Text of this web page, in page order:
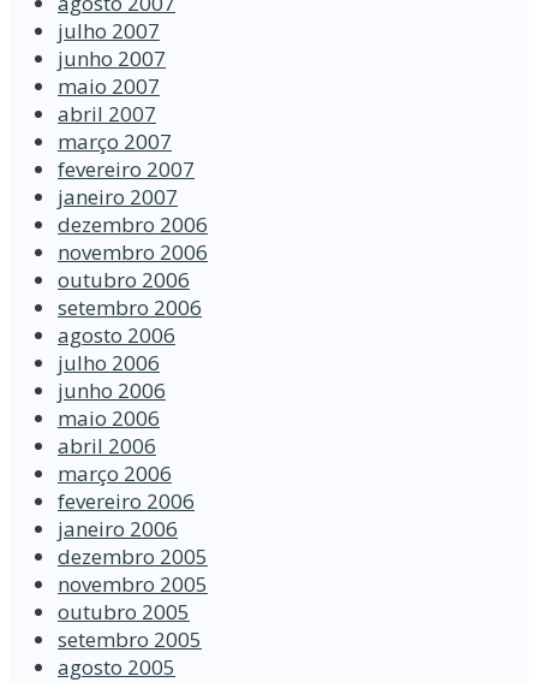
julho 2007
junho 2007
maio 2007
abril 2007
março 2007
fevereiro 2007
janeiro 2007
dezembro 2006
novembro 2006
outubro 2006
setembro 2006
agosto 2006
julho 2006
junho 2006
maio 2006
abril 2006
março 2006
fevereiro 2006
janeiro 2006
dezembro 2005
novembro 2005
outubro 2005
setembro 2005
agosto 2005